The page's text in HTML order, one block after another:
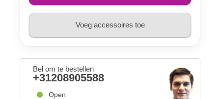
Voeg accessoires toe
Bel om te bestellen
+31208905588
Open